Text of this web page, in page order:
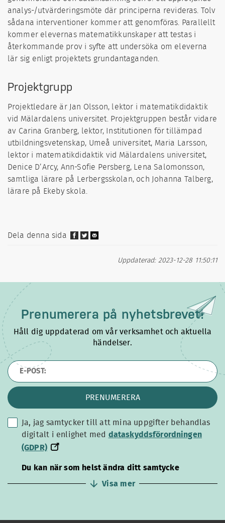
analys-/utvärderingsmöte där principerna revideras. Tolv
sådana interventioner kommer att genomföras. Parallellt
kommer elevernas matematikkunskaper att testas i
återkommande prov i syfte att undersöka om eleverna
lär sig enligt projektets grundantaganden.
Projektgrupp
Projektledare är Jan Olsson, lektor i matematikdidaktik
vid Mälardalens universitet. Projektgruppen består vidare
av Carina Granberg, lektor, Institutionen för tillämpad
utbildningsvetenskap, Umeå universitet, Maria Larsson,
lektor i matematikdidaktik vid Mälardalens universitet,
Denice D’Arcy, Ann-Sofie Persberg, Lena Salomonsson,
samtliga lärare på Lerbergsskolan, och Johanna Talberg,
lärare på Ekeby skola.
Dela denna sida
Uppdaterad: 2023-12-28 11:50:11
Prenumerera på nyhetsbrevet!
Håll dig uppdaterad om vår verksamhet och aktuella
händelser.
PRENUMERERA
Ja, jag samtycker till att mina uppgifter behandlas
digitalt i enlighet med dataskyddsförordningen
dataskyddsförordningen
(GDPR)
Du kan när som helst ändra ditt samtycke
Visa mer